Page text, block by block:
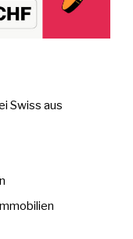
Swiss aus